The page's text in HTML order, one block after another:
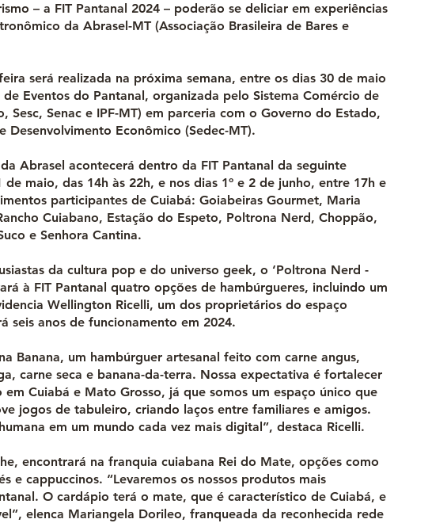
– a FIT Pantanal 2024 – poderão se deliciar em experiências
da Abrasel-MT (Associação Brasileira de Bares e
será realizada na próxima semana, entre os dias 30 de maio
Eventos do Pantanal, organizada pelo Sistema Comércio de
Sesc, Senac e IPF-MT) em parceria com o Governo do Estado,
Desenvolvimento Econômico (Sedec-MT).
Abrasel acontecerá dentro da FIT Pantanal da seguinte
de maio, das 14h às 22h, e nos dias 1º e 2 de junho, entre 17h e
participantes de Cuiabá: Goiabeiras Gourmet, Maria
Cuiabano, Estação do Espeto, Poltrona Nerd, Choppão,
e Senhora Cantina.
da cultura pop e do universo geek, o ‘Poltrona Nerd -
à FIT Pantanal quatro opções de hambúrgueres, incluindo um
Wellington Ricelli, um dos proprietários do espaço
seis anos de funcionamento em 2024.
Banana, um hambúrguer artesanal feito com carne angus,
carne seca e banana-da-terra. Nossa expectativa é fortalecer
Cuiabá e Mato Grosso, já que somos um espaço único que
jogos de tabuleiro, criando laços entre familiares e amigos.
em um mundo cada vez mais digital”, destaca Ricelli.
encontrará na franquia cuiabana Rei do Mate, opções como
e cappuccinos. “Levaremos os nossos produtos mais
O cardápio terá o mate, que é característico de Cuiabá, e
elenca Mariangela Dorileo, franqueada da reconhecida rede